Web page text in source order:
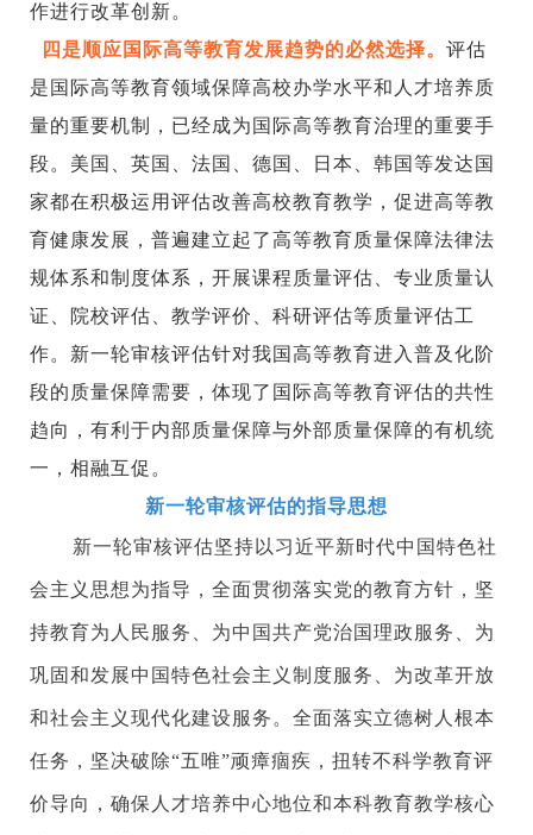
作进行改革创新。
四是顺应国际高等教育发展趋势的必然选择。 评估
是国际高等教育领域保障高校办学水平和人才培养质
量的重要机制，已经成为国际高等教育治理的重要手
段。美国、英国、法国、德国、日本、韩国等发达国
家都在积极运用评估改善高校教育教学，促进高等教
育健康发展，普遍建立起了高等教育质量保障法律法
规体系和制度体系，开展课程质量评估、专业质量认
证、院校评估、教学评价、科研评估等质量评估工
作。新一轮审核评估针对我国高等教育进入普及化阶
段的质量保障需要，体现了国际高等教育评估的共性
趋向，有利于内部质量保障与外部质量保障的有机统
一，相融互促。
新一轮审核评估的指导思想
新一轮审核评估坚持以习近平新时代中国特色社
会主义思想为指导，全面贯彻落实党的教育方针，坚
持教育为人民服务、为中国共产党治国理政服务、为
巩固和发展中国特色社会主义制度服务、为改革开放
和社会主义现代化建设服务。全面落实立德树人根本
任务，坚决破除“五唯”顽瘴痼疾，扭转不科学教育评
价导向，确保人才培养中心地位和本科教育教学核心